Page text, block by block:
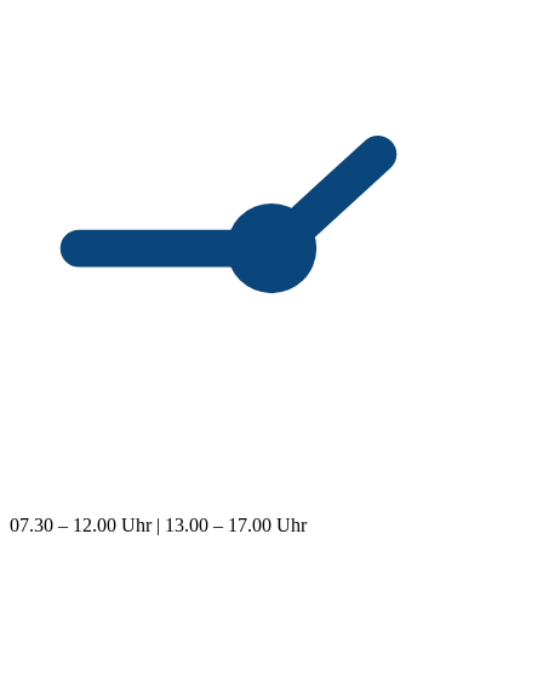
07.30 – 12.00 Uhr | 13.00 – 17.00 Uhr